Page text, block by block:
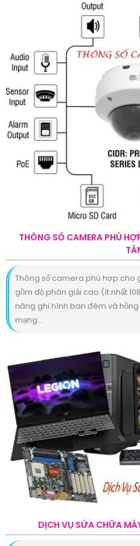
THÔNG SỐ CAMERA PHÙ
Thông số camera phù hợp cho
gồm độ phân giải cao (ít nhất
năng ghi hình ban đêm và hồng
mạng...
DỊCH VỤ SỬA CHỮA